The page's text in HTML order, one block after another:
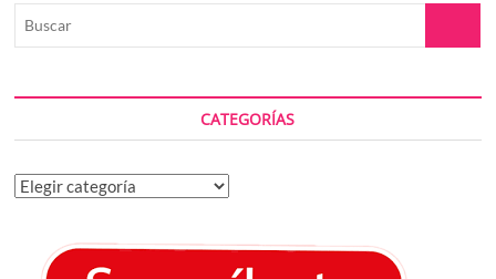
CATEGORÍAS
Categorías